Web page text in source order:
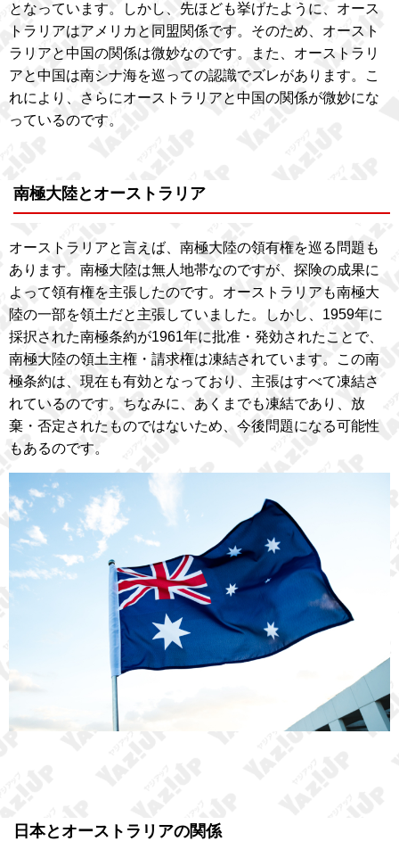
となっています。しかし、先ほども挙げたように、オース
トラリアはアメリカと同盟関係です。そのため、オースト
ラリアと中国の関係は微妙なのです。また、オーストラリ
アと中国は南シナ海を巡っての認識でズレがあります。こ
れにより、さらにオーストラリアと中国の関係が微妙にな
っているのです。
南極大陸とオーストラリア
オーストラリアと言えば、南極大陸の領有権を巡る問題も
あります。南極大陸は無人地帯なのですが、探険の成果に
よって領有権を主張したのです。オーストラリアも南極大
陸の一部を領土だと主張していました。しかし、1959年に
採択された南極条約が1961年に批准・発効されたことで、
南極大陸の領土主権・請求権は凍結されています。この南
極条約は、現在も有効となっており、主張はすべて凍結さ
れているのです。ちなみに、あくまでも凍結であり、放
棄・否定されたものではないため、今後問題になる可能性
もあるのです。
日本とオーストラリアの関係